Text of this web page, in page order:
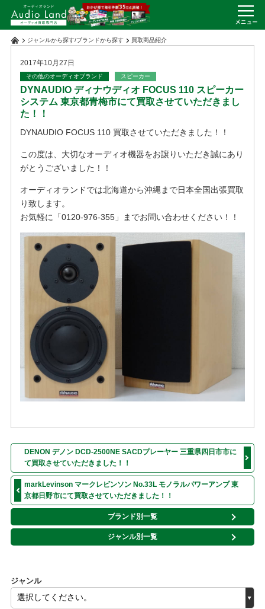
ジャンルから探す/ブランドから探す 買取商品紹介
ジャンル
2017年10月27日
その他のオーディオブランド スピーカー
DYNAUDIO ディナウディオ FOCUS 110 スピーカー
システム 東京都青梅市にて買取させていただきまし
た！！
DYNAUDIO FOCUS 110 買取させていただきました！！
この度は、大切なオーディオ機器をお譲りいただき誠にあり
がとうございました！！
オーディオランドでは北海道から沖縄まで日本全国出張買取
り致します。
お気軽に「0120-976-355」までお問い合わせください！！
DENON デノン DCD-2500NE SACDプレーヤー 三重県四日市市に
て買取させていただきました！！
markLevinson マークレビンソン No.33L モノラルパワーアンプ 東
京都日野市にて買取させていただきました！！
ブランド別一覧
ジャンル別一覧